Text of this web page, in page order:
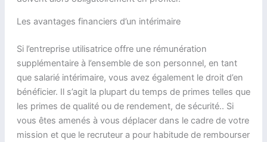
Les avantages financiers d’un intérimaire
Si l’entreprise utilisatrice offre une rémunération
supplémentaire à l’ensemble de son personnel, en tant
que salarié intérimaire, vous avez également le droit d’en
bénéficier. Il s’agit la plupart du temps de primes telles que
les primes de qualité ou de rendement, de sécurité.. Si
vous êtes amenés à vous déplacer dans le cadre de votre
mission et que le recruteur a pour habitude de rembourser